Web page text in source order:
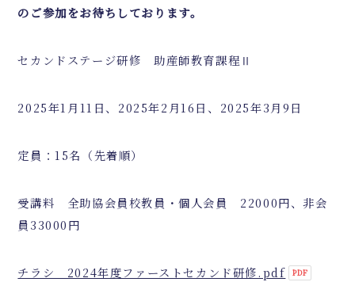
のご参加をお待ちしております。
セカンドステージ研修 助産師教育課程Ⅱ
2025年1月11日、2025年2月16日、2025年3月9日
定員：15名（先着順）
受講料 全助協会員校教員・個人会員 22000円、非会
員33000円
チラシ 2024年度ファーストセカンド研修.pdf